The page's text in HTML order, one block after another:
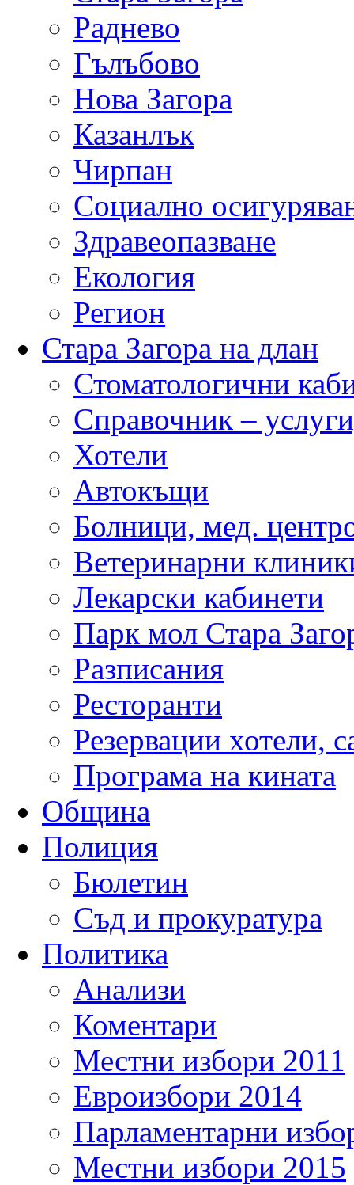
Раднево
Гълъбово
Нова Загора
Казанлък
Чирпан
Социално
Здравеопазване
Екология
Регион
Стара Загора на длан
Стоматологични
Справочник –
Хотели
Автокъщи
Болници, мед.
Ветеринарни
Лекарски кабинети
Парк мол Стара
Разписания
Ресторанти
Резервации хотели,
Програма на кината
Община
Полиция
Бюлетин
Съд и прокуратура
Политика
Анализи
Коментари
Местни избори 2011
Евроизбори 2014
Парламентарни
Местни избори 2015